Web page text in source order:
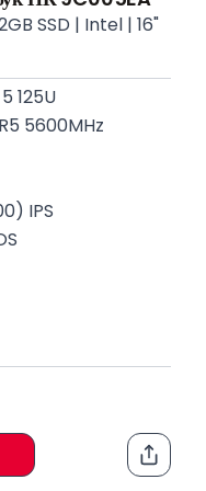
SSD | Intel | 16"
125U
5600MHz
IPS